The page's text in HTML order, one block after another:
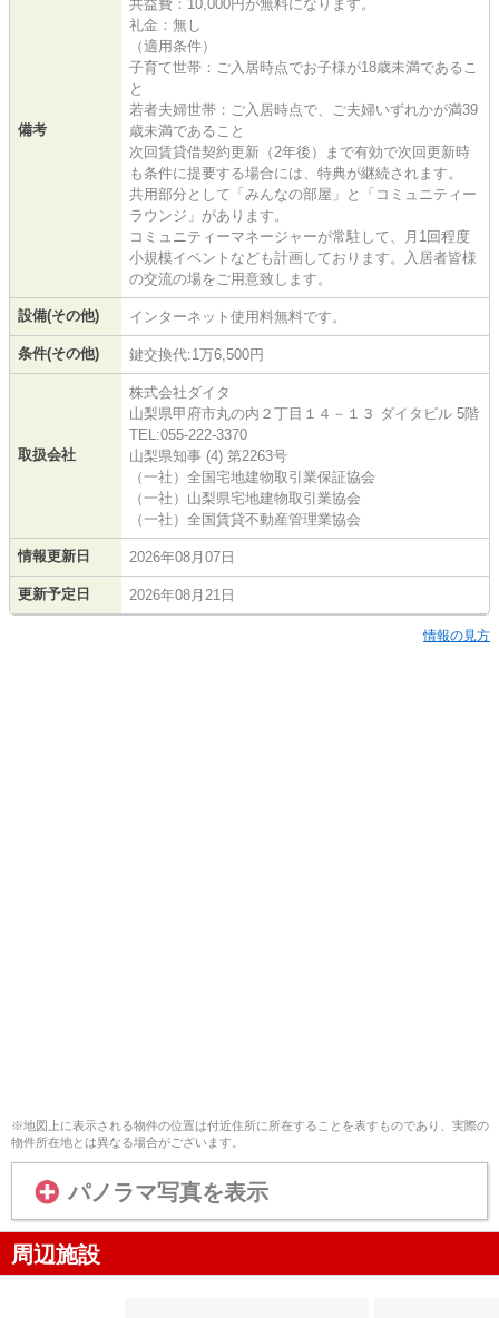
備考
共益費：10,000円が無料になります。
礼金：無し
（適用条件）
子育て世帯：ご入居時点でお子様が18歳未満であるこ
と
若者夫婦世帯：ご入居時点で、ご夫婦いずれかが満39
歳未満であること
次回賃貸借契約更新（2年後）まで有効で次回更新時
も条件に提要する場合には、特典が継続されます。
共用部分として「みんなの部屋」と「コミュニティー
ラウンジ」があります。
コミュニティーマネージャーが常駐して、月1回程度
小規模イベントなども計画しております。入居者皆様
の交流の場をご用意致します。
設備(その他) インターネット使用料無料です。
条件(その他) 鍵交換代:1万6,500円
取扱会社
株式会社ダイタ
山梨県甲府市丸の内２丁目１４－１３ ダイタビル 5階
TEL:055-222-3370
山梨県知事 (4) 第2263号
（一社）全国宅地建物取引業保証協会
（一社）山梨県宅地建物取引業協会
（一社）全国賃貸不動産管理業協会
情報更新日 2026年08月07日
更新予定日 2026年08月21日
情報の見方
※地図上に表示される物件の位置は付近住所に所在することを表すものであり、実際の
物件所在地とは異なる場合がございます。
パノラマ写真を表示
周辺施設